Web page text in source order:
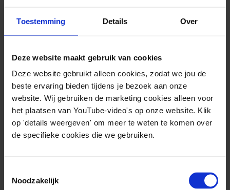
Toestemming Details Over
Deze website maakt gebruik van cookies
Deze website gebruikt alleen cookies, zodat we jou de
beste ervaring bieden tijdens je bezoek aan onze
website. Wij gebruiken de marketing cookies alleen voor
het plaatsen van YouTube-video's op onze website. Klik
op 'details weergeven' om meer te weten te komen over
de specifieke cookies die we gebruiken.
Noodzakelijk
39.969 ~ 57.102